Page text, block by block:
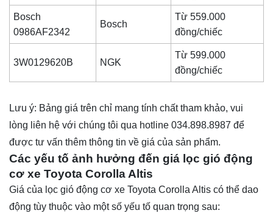
Bosch
0986AF2342
Bosch
Từ 559.000
đồng/chiếc
3W0129620B NGK
Từ 599.000
đồng/chiếc
Lưu ý: Bảng giá trên chỉ mang tính chất tham khảo, vui
lòng liên hệ với chúng tôi qua hotline 034.898.8987 để
được tư vấn thêm thông tin về giá của sản phẩm.
Các yếu tố ảnh hưởng đến giá lọc gió động
cơ xe Toyota Corolla Altis
Giá của lọc gió động cơ xe Toyota Corolla Altis có thể dao
động tùy thuộc vào một số yếu tố quan trọng sau: